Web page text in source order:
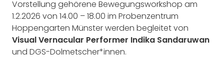
Vorstellung gehörene Bewegungsworkshop am
1.2.2026 von 14.00 – 18.00 im Probenzentrum
Hoppengarten Münster werden begleitet von
Visual Vernacular Performer Indika Sandaruwan
und DGS-Dolmetscher*innen.